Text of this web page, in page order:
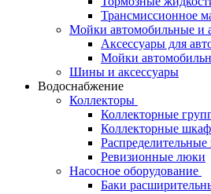
Трансмиссионное
Мойки автомобильные и
Аксессуары для
Мойки
Шины и аксессуары
Водоснабжение
Коллекторы
Коллекторные
Коллекторные
Распределительные
Ревизионные люки
Насосное оборудование
Баки